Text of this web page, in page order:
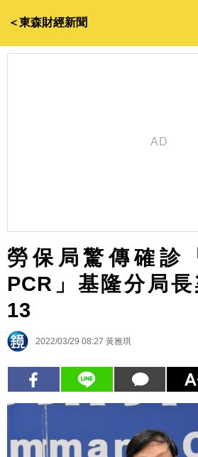
＜東森財經新聞
勞保局驚傳確診
PCR」基隆分局
13
2022/03/29 08:27 黃雅琪